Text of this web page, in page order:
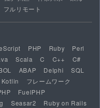
フルリモート
PHP Ruby
Perl
Scala C C++
C#
ABAP Delphi
SQL
Kotlin
フレームワーク
FuelPHP
Seasar2
Ruby on Rails